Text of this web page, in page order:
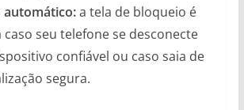
automático:a tela de bloqueio é
caso seu telefone se desconecte
confiável ou caso saia de
segura.